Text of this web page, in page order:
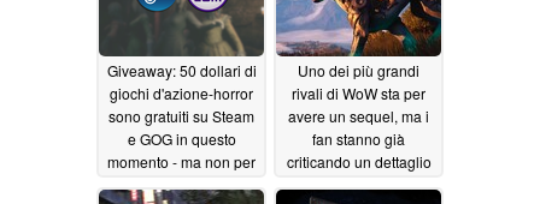
06/12/2026
Giveaway: 50 dollari di
giochi d'azione-horror
sono gratuiti su Steam
e GOG in questo
momento - ma non per
06/08/2026
Uno dei più grandi
rivali di WoW sta per
avere un sequel, ma i
fan stanno già
criticando un dettaglio
06/06/2026